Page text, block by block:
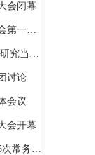
会闭幕
议召开
点工作
讨论
会议
会开幕
务会议